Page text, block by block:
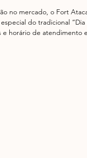
no mercado, o Fort
do tradicional
horário de atendimento